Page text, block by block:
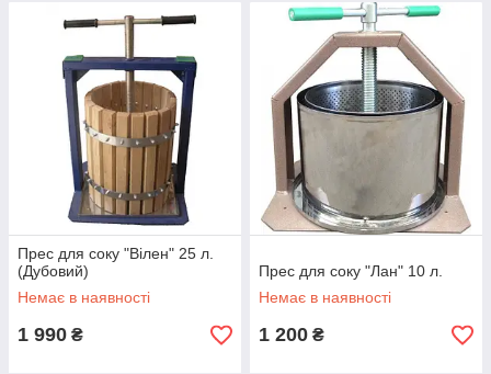
Прес для соку "Вілен" 25 л.
(Дубовий)
Немає в наявності
1 990 ₴
Прес для соку "Лан" 10 л.
Немає в наявності
1 200 ₴